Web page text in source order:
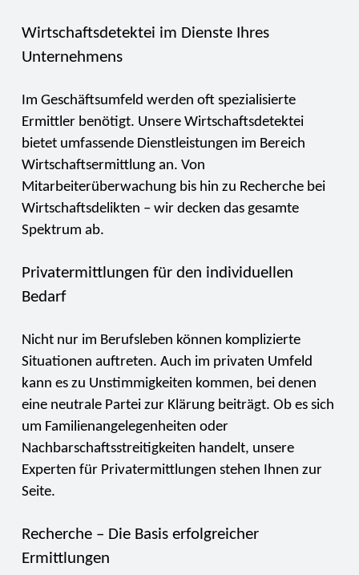
Wirtschaftsdetektei im Dienste Ihres
Unternehmens
Im Geschäftsumfeld werden oft spezialisierte
Ermittler benötigt. Unsere Wirtschaftsdetektei
bietet umfassende Dienstleistungen im Bereich
Wirtschaftsermittlung an. Von
Mitarbeiterüberwachung bis hin zu Recherche bei
Wirtschaftsdelikten – wir decken das gesamte
Spektrum ab.
Privatermittlungen für den individuellen
Bedarf
Nicht nur im Berufsleben können komplizierte
Situationen auftreten. Auch im privaten Umfeld
kann es zu Unstimmigkeiten kommen, bei denen
eine neutrale Partei zur Klärung beiträgt. Ob es sich
um Familienangelegenheiten oder
Nachbarschaftsstreitigkeiten handelt, unsere
Experten für Privatermittlungen stehen Ihnen zur
Seite.
Recherche – Die Basis erfolgreicher
Ermittlungen